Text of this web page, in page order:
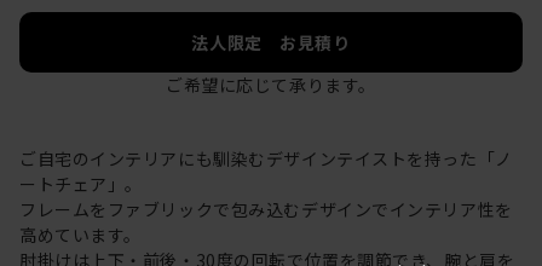
法人限定 お見積り
ご希望に応じて承ります。
ご自宅のインテリアにも馴染むデザインテイストを持った「ノ
ートチェア」。
フレームをファブリックで包み込むデザインでインテリア性を
高めています。
肘掛けは上下・前後・30度の回転で位置を調節でき、腕と肩を